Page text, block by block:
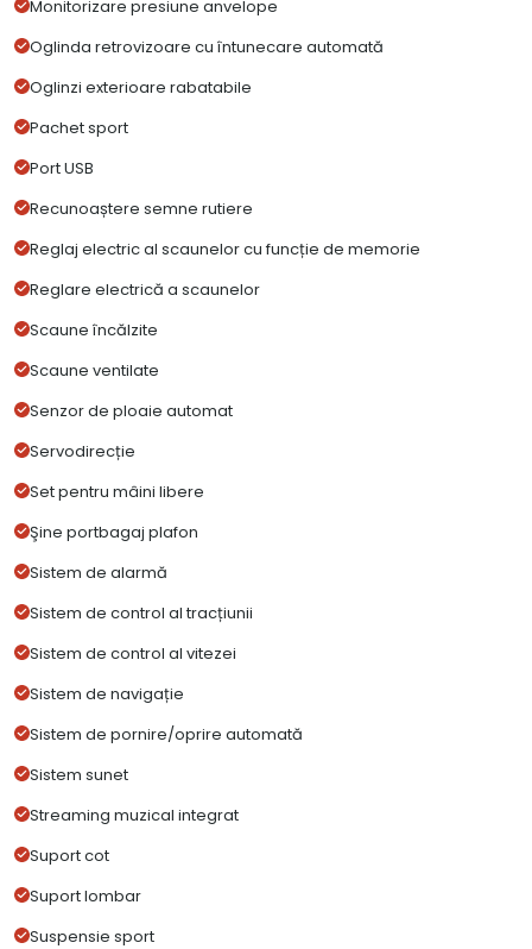
Monitorizare presiune anvelope
Oglinda retrovizoare cu întunecare automată
Oglinzi exterioare rabatabile
Pachet sport
Port USB
Recunoaștere semne rutiere
Reglaj electric al scaunelor cu funcție de memorie
Reglare electrică a scaunelor
Scaune încălzite
Scaune ventilate
Senzor de ploaie automat
Servodirecție
Set pentru mâini libere
Şine portbagaj plafon
Sistem de alarmă
Sistem de control al tracțiunii
Sistem de control al vitezei
Sistem de navigație
Sistem de pornire/oprire automată
Sistem sunet
Streaming muzical integrat
Suport cot
Suport lombar
Suspensie sport